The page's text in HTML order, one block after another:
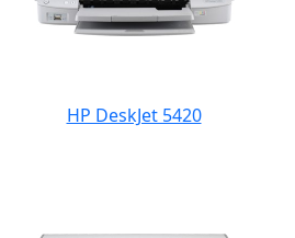
HP DeskJet 5420